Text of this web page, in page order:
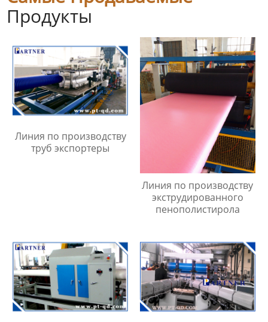
Продукты
Линия по производству
труб экспортеры
Линия по производству
экструдированного
пенополистирола